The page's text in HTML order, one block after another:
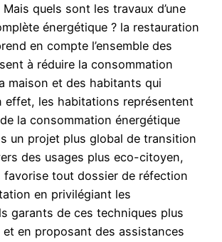
quels sont les travaux d’une
énergétique ? la restauration
en compte l’ensemble des
à réduire la consommation
maison et des habitants qui
effet, les habitations représentent
la consommation énergétique
un projet plus global de transition
des usages plus eco-citoyen,
favorise tout dossier de réfection
en privilégiant les
garants de ces techniques plus
et en proposant des assistances